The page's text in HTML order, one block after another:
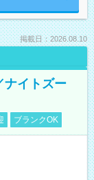
掲載日：2026.08.10
イトズー
ブランクOK